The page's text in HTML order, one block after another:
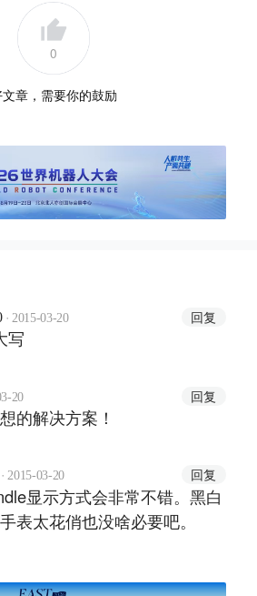
0
章，需要你的鼓励
· 2015-03-20 回复
写
20 回复
的解决方案！
· 2015-03-20 回复
显示方式会非常不错。黑白
表太花俏也没啥必要吧。